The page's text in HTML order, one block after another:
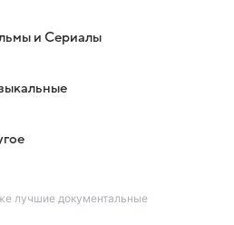
и Сериалы
лучшие документальные